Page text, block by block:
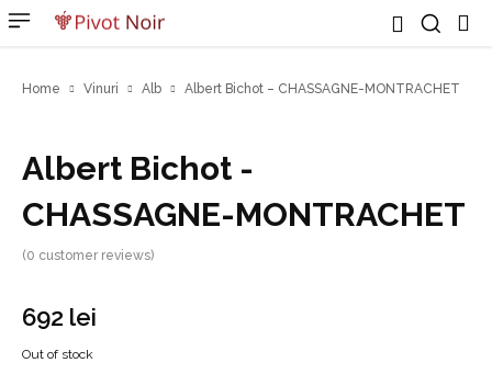
Home Vinuri Alb Albert Bichot – CHASSAGNE-MONTRACHET
Albert Bichot -
CHASSAGNE-MONTRACHET
(0 customer reviews)
692 lei
Out of stock